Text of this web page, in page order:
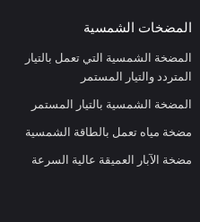
المضخات الشمسية
المضخة الشمسية التي تعمل بالتيار
المتردد والتيار المستمر
المضخة الشمسية بالتيار المستمر
مضخة مياه تعمل بالطاقة الشمسية
مضخة الآبار العميقة عالية السرعة